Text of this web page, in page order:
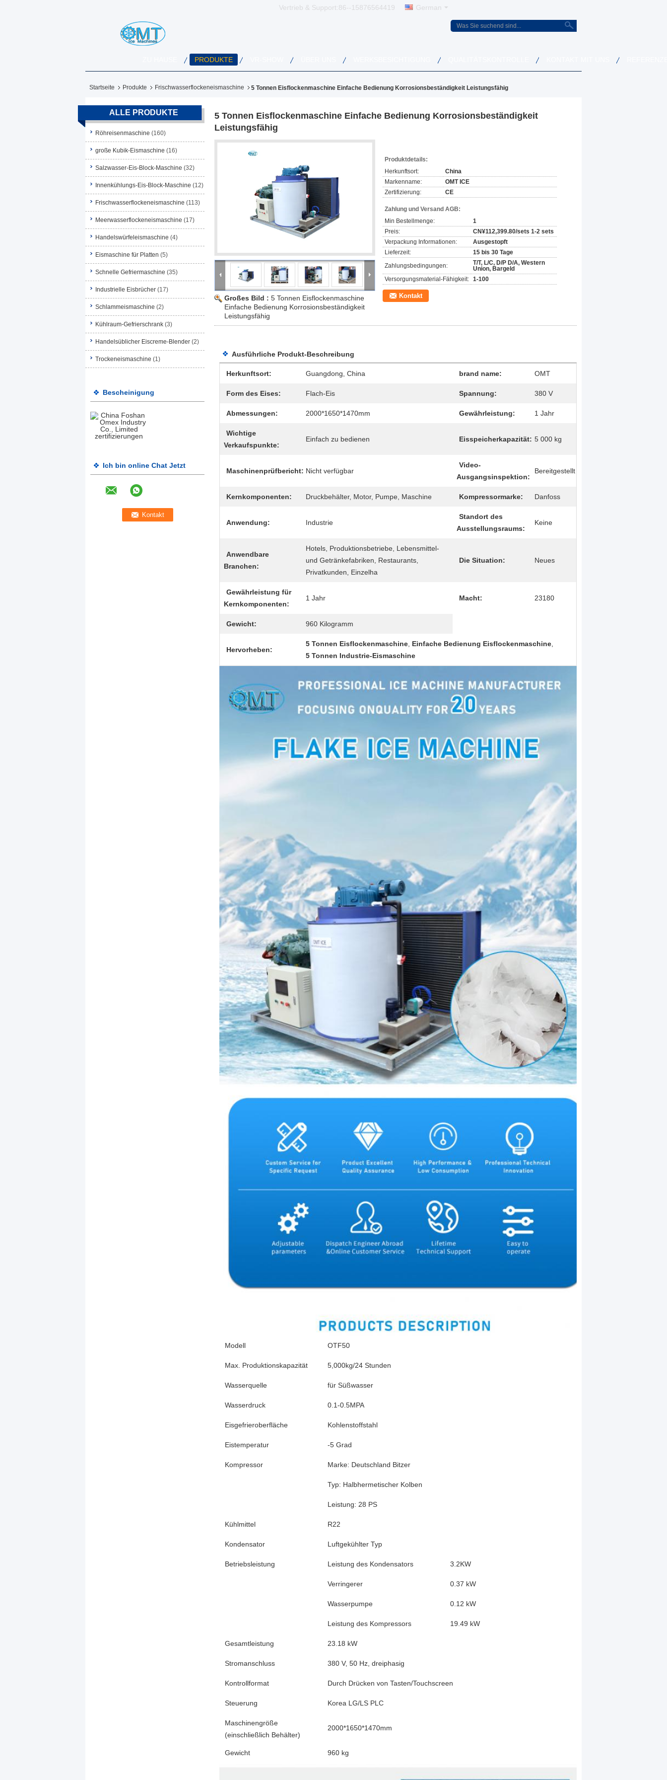
Vertrieb & Support: 86--15876564419 German
PRODUKTE
Startseite Produkte Frischwasserflockeneismaschine 5 Tonnen Eisflockenmaschine Einfache Bedienung Korrosionsbeständigkeit Leistungsfähig
ALLE PRODUKTE
Röhreisenmaschine (160)
große Kubik-Eismaschine (16)
Salzwasser-Eis-Block-Maschine (32)
Innenkühlungs-Eis-Block-Maschine (12)
Frischwasserflockeneismaschine (113)
Meerwasserflockeneismaschine (17)
Handelswürfeleismaschine (4)
Eismaschine für Platten (5)
Schnelle Gefriermaschine (35)
Industrielle Eisbrücher (17)
Schlammeismaschine (2)
Kühlraum-Gefrierschrank (3)
Handelsüblicher Eiscreme-Blender (2)
Trockeneismaschine (1)
Bescheinigung
Ich bin online Chat Jetzt
5 Tonnen Eisflockenmaschine Einfache Bedienung Korrosionsbeständigkeit
Leistungsfähig
Großes Bild : 5 Tonnen Eisflockenmaschine
Einfache Bedienung Korrosionsbeständigkeit
Leistungsfähig
Produktdetails:
Herkunftsort:
China
Markenname:
OMT ICE
Zertifizierung:
CE
Zahlung und Versand AGB:
Min Bestellmenge:
1
Preis:
CN¥112,399.80/sets 1-2 sets
Verpackung Informationen:
Ausgestopft
Lieferzeit:
15 bis 30 Tage
Zahlungsbedingungen:
T/T, L/C, D/P D/A, Western
Union, Bargeld
Versorgungsmaterial-Fähigkeit: 1-100
Kontakt
Ausführliche Produkt-Beschreibung
Herkunftsort: Guangdong, China brand name: OMT
Form des Eises: Flach-Eis Spannung: 380 V
Abmessungen: 2000*1650*1470mm Gewährleistung: 1 Jahr
Wichtige
Verkaufspunkte:
Einfach zu bedienen Eisspeicherkapazität: 5 000 kg
Maschinenprüfbericht: Nicht verfügbar
Video-
Ausgangsinspektion:
Bereitgestellt
Kernkomponenten: Druckbehälter, Motor, Pumpe, Maschine Kompressormarke: Danfoss
Anwendung: Industrie
Standort des
Ausstellungsraums:
Keine
Anwendbare
Branchen:
Hotels, Produktionsbetriebe, Lebensmittel-
und Getränkefabriken, Restaurants,
Privatkunden, Einzelha
Die Situation: Neues
Gewährleistung für
Kernkomponenten:
1 Jahr Macht: 23180
Gewicht: 960 Kilogramm
Hervorheben:
5 Tonnen Eisflockenmaschine Einfache Bedienung Eisflockenmaschine
5 Tonnen Industrie-Eismaschine
Modell OTF50
Max. Produktionskapazität 5,000kg/24 Stunden
Wasserquelle für Süßwasser
Wasserdruck 0.1-0.5MPA
Eisgefrieroberfläche Kohlenstoffstahl
Eistemperatur -5 Grad
Kompressor Marke: Deutschland Bitzer
Typ: Halbhermetischer Kolben
Leistung: 28 PS
Kühlmittel R22
Kondensator Luftgekühlter Typ
Betriebsleistung Leistung des Kondensators 3.2KW
Verringerer 0.37 kW
Wasserpumpe 0.12 kW
Leistung des Kompressors 19.49 kW
Gesamtleistung 23.18 kW
Stromanschluss 380 V, 50 Hz, dreiphasig
Kontrollformat Durch Drücken von Tasten/Touchscreen
Steuerung Korea LG/LS PLC
Maschinengröße
(einschließlich Behälter)
2000*1650*1470mm
Gewicht 960 kg